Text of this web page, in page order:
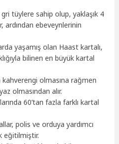
tüylere sahip olup, yaklaşık 4
ardından ebeveynlerinin
yaşamış olan Haast kartalı,
bilinen en büyük kartal
kahverengi olmasına rağmen
olmasından alır.
60’tan fazla farklı kartal
polis ve orduya yardımcı
eğitilmiştir.